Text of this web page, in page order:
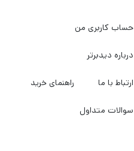
حساب کاربری من
درباره دیدبرتر
ارتباط با ما راهنمای خرید
سوالات متداول